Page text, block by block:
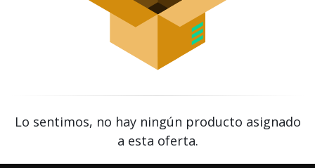
Lo sentimos, no hay ningún producto asignado
a esta oferta.